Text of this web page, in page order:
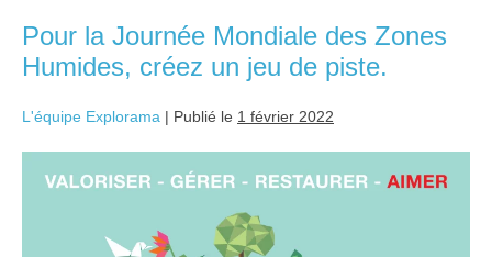
Pour la Journée Mondiale des Zones
Humides, créez un jeu de piste.
L'équipe Explorama | Publié le 1 février 2022